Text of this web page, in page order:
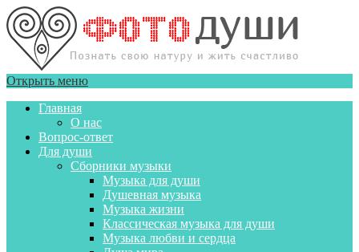
Открыть меню
Главная
О нас
Вопрос-ответ
Для души
Сборники музыки
Музыка для души
Душевная музыка
Музыка жизни
Классическая музыка для души
Музыка любви и сердца